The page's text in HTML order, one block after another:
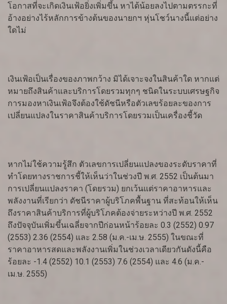
โอกาสที่จะเกิดเงินเฟ้อยิ่งเพิ่มขึ้น หาได้น้อยลงไปตามตรรกะที่
อ้างอย่างไร้หลักการข้างต้นของนายกฯ หุ่นโชว์นางนี้แต่อย่าง
ใดไม่
เงินเฟ้อเป็นเรื่องของภาพกว้าง มิได้เจาะจงในสินค้าใด หากแต่
หมายถึงสินค้าและบริการโดยรวมทุกๆ ชนิดในระบบเศรษฐกิจ
การมองหาเงินเฟ้อจึงต้องใช้ดัชนีหรือตัวเลขร้อยละของการ
เปลี่ยนแปลงในราคาสินค้าบริการโดยรวมเป็นเครื่องชี้วัด
หากไม่ใช้ความรู้สึก ตัวเลขการเปลี่ยนแปลงของระดับราคาที่
ทำโดยทางราชการชี้ให้เห็นว่าในช่วงปี พ.ศ. 2552 เป็นต้นมา
การเปลี่ยนแปลงราคา (โดยรวม) ยกเว้นแต่ราคาอาหารและ
พลังงานที่เรียกว่า ดัชนีราคาผู้บริโภคพื้นฐาน ที่สะท้อนให้เห็น
ถึงราคาสินค้าบริการที่ผู้บริโภคต้องจ่ายระหว่างปี พ.ศ. 2552
ถึงปัจจุบันเพิ่มขึ้นเฉลี่ยจากปีก่อนหน้าร้อยละ 0.3 (2552) 0.97
(2553) 2.36 (2554) และ 2.58 (ม.ค.-เม.ษ. 2555) ในขณะที่
ราคาอาหารสดและพลังงานเพิ่มในช่วงเวลาเดียวกันดังนี้คือ
ร้อยละ -1.4 (2552) 10.1 (2553) 7.6 (2554) และ 4.6 (ม.ค.-
เม.ษ. 2555)